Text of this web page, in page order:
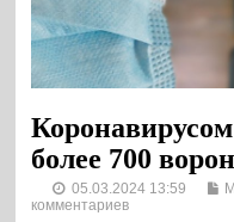
более 700
05.03.2024 13:59
комментариев